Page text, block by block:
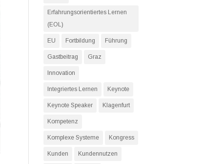
Erfahrungsorientiertes Lernen
(EOL)
EU Fortbildung Führung
Gastbeitrag Graz
Innovation
Integriertes Lernen Keynote
Keynote Speaker Klagenfurt
Kompetenz
Komplexe Systeme Kongress
Kunden Kundennutzen